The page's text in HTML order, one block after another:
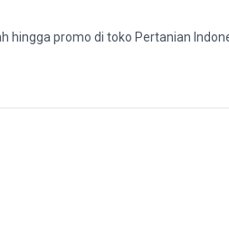
hingga promo di toko Pertanian